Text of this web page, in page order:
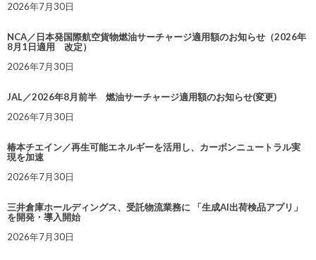
2026年7月30日
NCA／日本発国際航空貨物燃油サーチャージ適用額のお知らせ（2026年
8月1日適用 改定）
2026年7月30日
JAL／2026年8月前半 燃油サーチャージ適用額のお知らせ(変更)
2026年7月30日
椿本チエイン／再生可能エネルギーを活用し、カーボンニュートラル実
現を加速
2026年7月30日
三井倉庫ホールディングス、受託物流業務に 「生成AI出荷検品アプリ」
を開発・導入開始
2026年7月30日